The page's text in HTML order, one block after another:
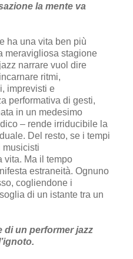
la mente va
ha una vita ben più
meravigliosa stagione
narrare vuol dire
ritmi,
imprevisti e
performativa di gesti,
in un medesimo
– rende irriducibile la
Del resto, se i tempi
musicisti
vita. Ma il tempo
estraneità. Ognuno
cogliendone i
di un istante tra un
di un performer jazz